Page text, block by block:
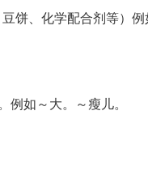
饼、化学配合剂等）例
如～大。～瘦儿。